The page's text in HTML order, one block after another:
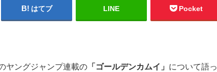
はてブ LINE Pocket
ヤングジャンプ連載の 「ゴールデンカムイ」 について語っ